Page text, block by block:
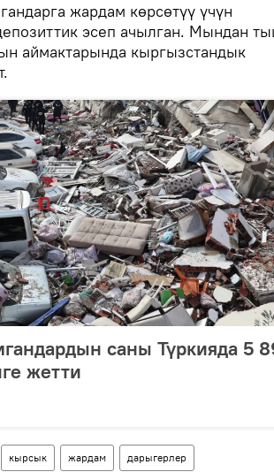
жардам көрсөтүү үчүн
эсеп ачылган. Мындан
аймактарында кыргызстандык
саны Түркияда 5
жетти
кырсык жардам дарыгерлер